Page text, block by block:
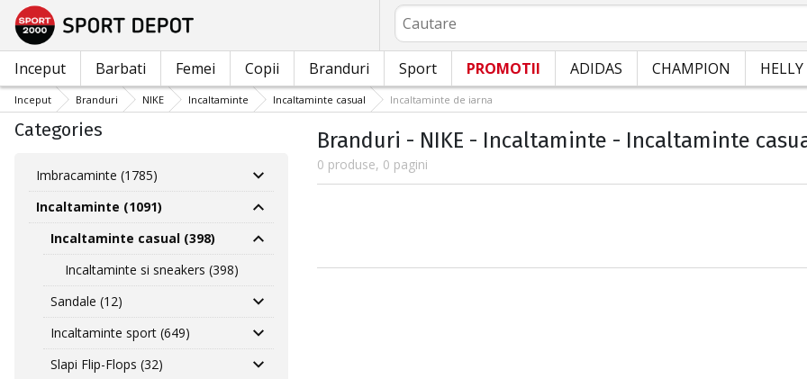
Cautare
Inceput Barbati Femei Copii Branduri Sport PROMOTII ADIDAS CHAMPION
Inceput Branduri NIKE Incaltaminte Incaltaminte casual Incaltaminte de iarna
Categories
Imbracaminte (1785)
Incaltaminte (1091)
Incaltaminte casual (398)
Incaltaminte si sneakers (398)
Sandale (12)
Incaltaminte sport (649)
Slapi Flip-Flops (32)
Branduri - NIKE - Incaltaminte - Incaltaminte
0 produse, 0 pagini